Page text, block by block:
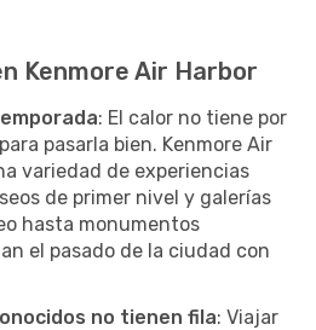
Kenmore Air Harbor
: El calor no tiene por
pasarla bien. Kenmore Air
variedad de experiencias
de primer nivel y galerías
hasta monumentos
el pasado de la ciudad con
no tienen fila: Viajar